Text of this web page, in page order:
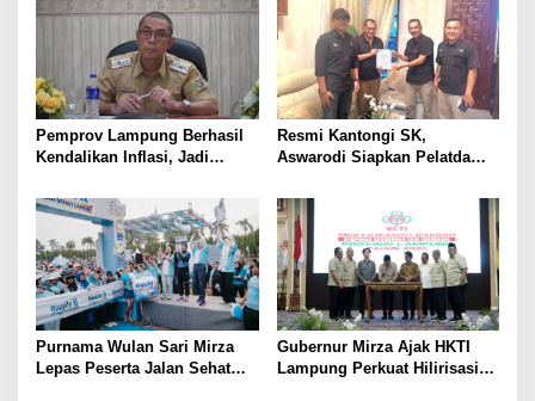
Pembangunan SDM Dimulai
dari Desa
Pemprov Lampung Berhasil
Kendalikan Inflasi, Jadi
Terendah di Sumatera
Resmi Kantongi SK,
Aswarodi Siapkan Pelatda
Menuju Porwanas 2027
Purnama Wulan Sari Mirza
Lepas Peserta Jalan Sehat
Gubernur Mirza Ajak HKTI
Lampung Perkuat Hilirisasi